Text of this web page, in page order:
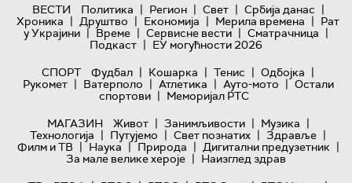
ВЕСТИ Политика | Регион | Свет | Србија данас |
Хроника | Друштво | Економија | Мерила времена | Рат
у Украјини | Време | Сервисне вести | Сматрачница |
Подкаст | ЕУ могућности 2026
СПОРТ
Фудбал | Кошарка | Тенис | Одбојка |
Рукомет | Ватерполо | Атлетика | Ауто-мото | Остали
спортови | Меморијал РТС
МАГАЗИН
Живот | Занимљивости | Музика |
Технологијa | Путујемо | Свет познатих | Здравље |
Филм и ТВ | Наука | Природа | Дигитални предузетник |
За мале велике хероје | Наизглед здрав